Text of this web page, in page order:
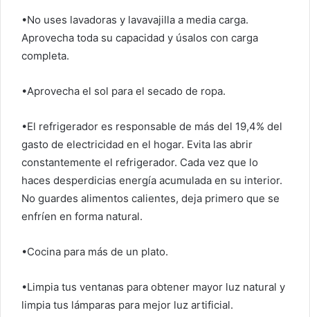
•No uses lavadoras y lavavajilla a media carga.
Aprovecha toda su capacidad y úsalos con carga
completa.
•Aprovecha el sol para el secado de ropa.
•El refrigerador es responsable de más del 19,4% del
gasto de electricidad en el hogar. Evita las abrir
constantemente el refrigerador. Cada vez que lo
haces desperdicias energía acumulada en su interior.
No guardes alimentos calientes, deja primero que se
enfríen en forma natural.
•Cocina para más de un plato.
•Limpia tus ventanas para obtener mayor luz natural y
limpia tus lámparas para mejor luz artificial.